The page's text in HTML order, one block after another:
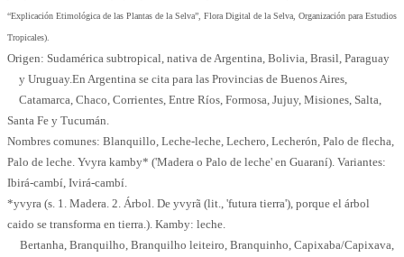
“Explicación Etimológica de las Plantas de la Selva”, Flora Digital de la Selva, Organización para Estudios
Tropicales).
Origen: Sudamérica subtropical, nativa de Argentina, Bolivia, Brasil, Paraguay
y Uruguay.En Argentina se cita para las Provincias de Buenos Aires,
Catamarca, Chaco, Corrientes, Entre Ríos, Formosa, Jujuy, Misiones, Salta,
Santa Fe y Tucumán.
Nombres comunes: Blanquillo, Leche-leche, Lechero, Lecherón, Palo de flecha,
Palo de leche. Yvyra kamby* ('Madera o Palo de leche' en Guaraní). Variantes:
Ibirá-cambí, Ivirá-cambí.
*yvyra (s. 1. Madera. 2. Árbol. De yvyrã (lit., 'futura tierra'), porque el árbol
caido se transforma en tierra.). Kamby: leche.
Bertanha, Branquilho, Branquilho leiteiro, Branquinho, Capixaba/Capixava,